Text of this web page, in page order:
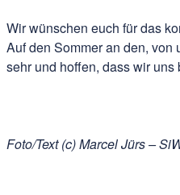
Wir wünschen euch für das
Auf den Sommer an den,
sehr und hoffen, dass wir uns
Foto/Text (c) Marcel Jürs –